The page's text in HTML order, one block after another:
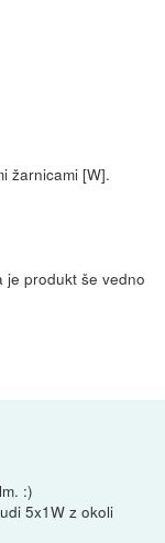
žarnicami [W].
je produkt še vedno
:)
5x1W z okoli